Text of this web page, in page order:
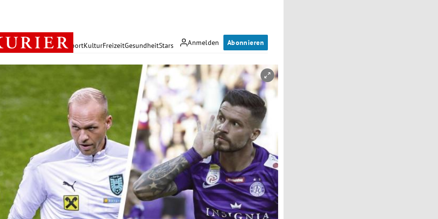
Anmelden Abonnieren
PolitikWirtschaft SportKulturFreizeitGesundheitStars